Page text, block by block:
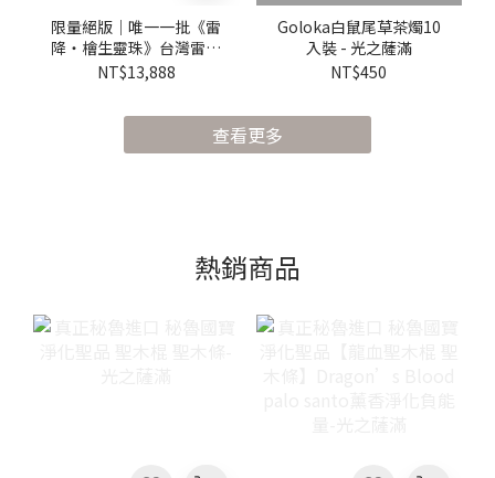
限量絕版｜唯一一批《雷
降・檜生靈珠》台灣雷劈
黃檜設計款桶珠 × 鈕珠
手珠｜不撞款收藏級 -光
NT$13,888
Goloka白鼠尾草茶燭10
入裝 - 光之薩滿
NT$450
查看更多
熱銷商品